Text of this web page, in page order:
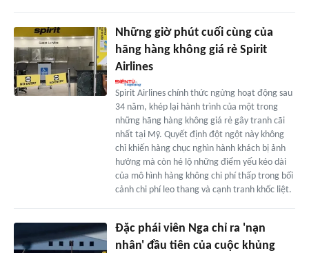
Những giờ phút cuối cùng của
hãng hàng không giá rẻ Spirit
Airlines
Spirit Airlines chính thức ngừng hoạt động sau
34 năm, khép lại hành trình của một trong
những hãng hàng không giá rẻ gây tranh cãi
nhất tại Mỹ. Quyết định đột ngột này không
chỉ khiến hàng chục nghìn hành khách bị ảnh
hưởng mà còn hé lộ những điểm yếu kéo dài
của mô hình hàng không chi phí thấp trong bối
cảnh chi phí leo thang và cạnh tranh khốc liệt.
Đặc phái viên Nga chỉ ra 'nạn
nhân' đầu tiên của cuộc khủng